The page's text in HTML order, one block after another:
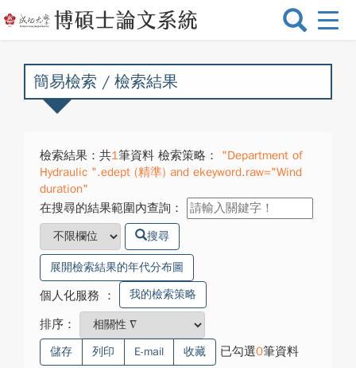
選
換
簡易檢索 / 檢索結果
檢索結果：共1筆資料 檢索策略：
"Department of
Hydraulic ".edept (精準) and ekeyword.raw="Wind
duration"
在搜尋的結果範圍內查詢：
搜尋
展開檢索結果的年代分布圖
個人化服務 ： 我的檢索策略
排序：
儲存 列印 E-mail 收藏 已勾選0筆資料